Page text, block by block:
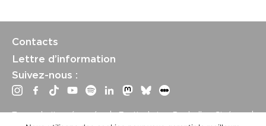
Contacts
Lettre d’information
Suivez-nous :
Tous droits réservés | Festival La Rochelle Cinéma |